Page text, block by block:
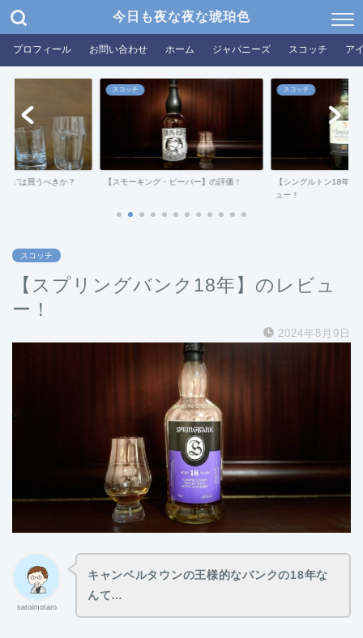
今日も夜な夜な琥珀色
プロフィール お問い合わせ ホーム ジャパニーズ スコッチ ア
ス”は買うべきか？
スコッチ
【スモーキング・ビーバー】の評価！
スコッチ
【シングルトン18年ダ
ュー！
スコッチ
【スプリングバンク18年】のレビュ
ー！
2024年8月9日
satoimotaro
キャンベルタウンの王様的なバンクの18年な
んて…